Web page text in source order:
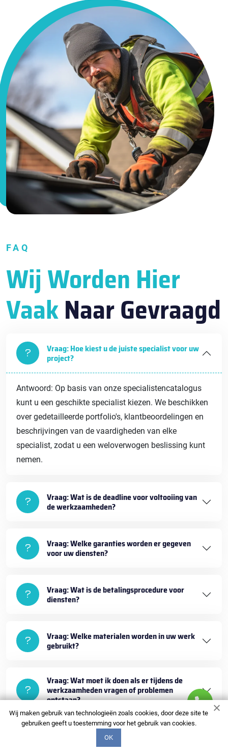
FAQ
Wij Worden Hier
VaakNaar Gevraagd
Vraag: Hoe kiest u de juiste specialist voor uw
project?
Antwoord: Op basis van onze specialistencatalogus
kunt u een geschikte specialist kiezen. We beschikken
over gedetailleerde portfolio's, klantbeoordelingen en
beschrijvingen van de vaardigheden van elke
specialist, zodat u een weloverwogen beslissing kunt
nemen.
Vraag: Wat is de deadline voor voltooiing van
de werkzaamheden?
Vraag: Welke garanties worden er gegeven
voor uw diensten?
Vraag: Wat is de betalingsprocedure voor
diensten?
Vraag: Welke materialen worden in uw werk
gebruikt?
Vraag: Wat moet ik doen als er tijdens de
werkzaamheden vragen of problemen
ontstaan?
Wij maken gebruik van technologieën zoals cookies, door deze site te
gebruiken geeft u toestemming voor het gebruik van cookies.
OK